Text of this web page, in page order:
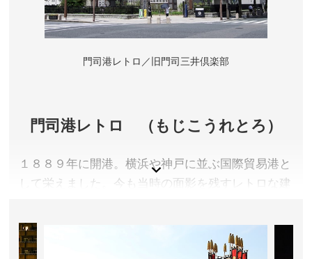
門司港レトロ／旧門司三井倶楽部
門司港レトロ （もじこうれとろ）
１８８９年に開港。横浜や神戸に並ぶ国際貿易港と
して栄えました。今も当時の面影を残すレトロな建
福岡県北九州市
アクセス／JR門司港駅すぐ